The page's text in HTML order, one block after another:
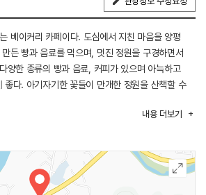
베이커리 카페이다. 도심에서 지친 마음을 양평
든 빵과 음료를 먹으며, 멋진 정원을 구경하면서
양한 종류의 빵과 음료, 커피가 있으며 아늑하고
좋다. 아기자기한 꽃들이 만개한 정원을 산책할 수
내용 더보기